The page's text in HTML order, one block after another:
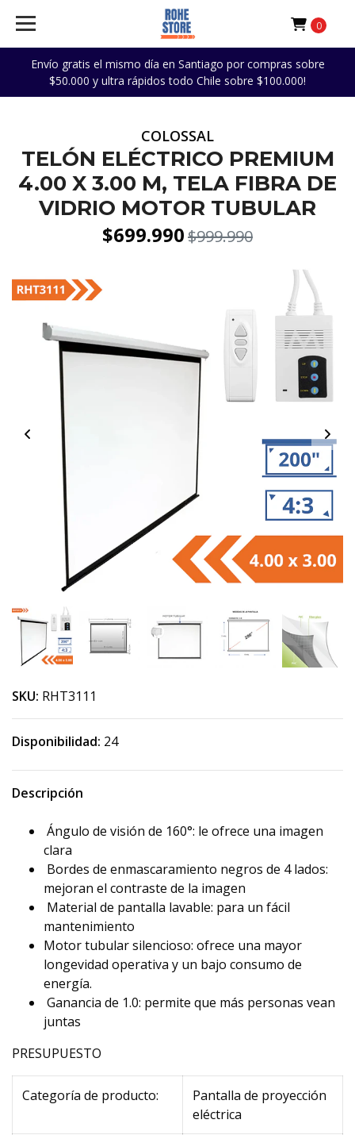
Envío gratis el mismo día en Santiago por compras sobre
$50.000 y ultra rápidos todo Chile sobre $100.000!
0
COLOSSAL
TELÓN ELÉCTRICO PREMIUM
4.00 X 3.00 M, TELA FIBRA DE
VIDRIO MOTOR TUBULAR
$699.990$999.990
SKU: RHT3111
Disponibilidad: 24
Descripción
Ángulo de visión de 160°: le ofrece una imagen
clara
Bordes de enmascaramiento negros de 4 lados:
mejoran el contraste de la imagen
Material de pantalla lavable: para un fácil
mantenimiento
Motor tubular silencioso: ofrece una mayor
longevidad operativa y un bajo consumo de
energía.
Ganancia de 1.0: permite que más personas vean
juntas
PRESUPUESTO
Categoría de producto:
Pantalla de proyección
eléctrica